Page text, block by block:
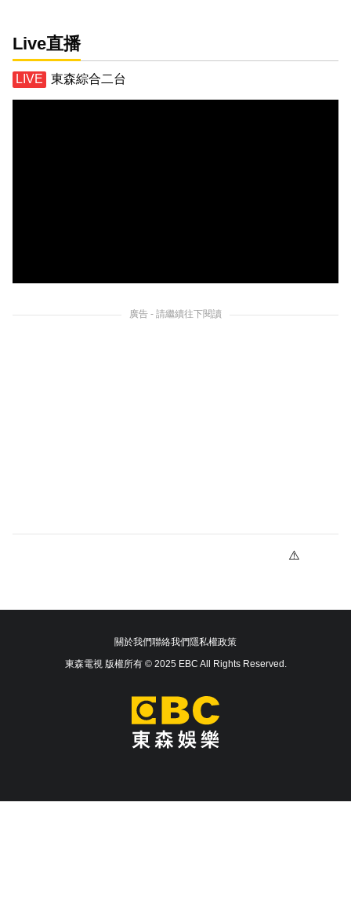
Live直播
東森綜合二台
廣告 - 請繼續往下閱讀
關於我們聯絡我們隱私權政策
東森電視 版權所有 © 2025 EBC All Rights Reserved.